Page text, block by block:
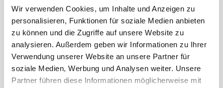
Wir verwenden Cookies, um Inhalte und Anzeigen zu
personalisieren, Funktionen für soziale Medien anbieten
zu können und die Zugriffe auf unsere Website zu
analysieren. Außerdem geben wir Informationen zu Ihrer
Verwendung unserer Website an unsere Partner für
soziale Medien, Werbung und Analysen weiter. Unsere
Partner führen diese Informationen möglicherweise mit
ein nach Süden abfallenden Gelände. Schöne
Aussicht über das Meer und auf die Insel Lyö. Im
den kleinen Selbtsbedienungsladen kann Mann
Frisches Brot vom Bäcker bestellen. Kein Bakeoff
hier!
Karte und Kontaktinformation Gesamte Beschreibung
Ausgewählte Einrichtungen
Grosse StellplätzeVor der SchrankeSpäte Ankunft
Hinter der Schranke151 - 300 PlätzeTiere auf dem Platz